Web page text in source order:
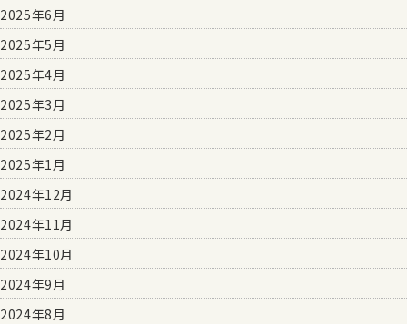
2025年6月
2025年5月
2025年4月
2025年3月
2025年2月
2025年1月
2024年12月
2024年11月
2024年10月
2024年9月
2024年8月